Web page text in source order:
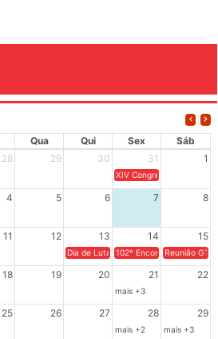
Qua Qui Sex
Sáb
28 29 30 31 1
XIV Congresso Brasileiro
4 5 6 7 8
11 12 13 14 15
Dia de Luta em Defesa de Cuba e da
102º Encontro da
Reunião
18 19 20 21 22
mais +3
25 26 27 28 29
mais +2 mais +3